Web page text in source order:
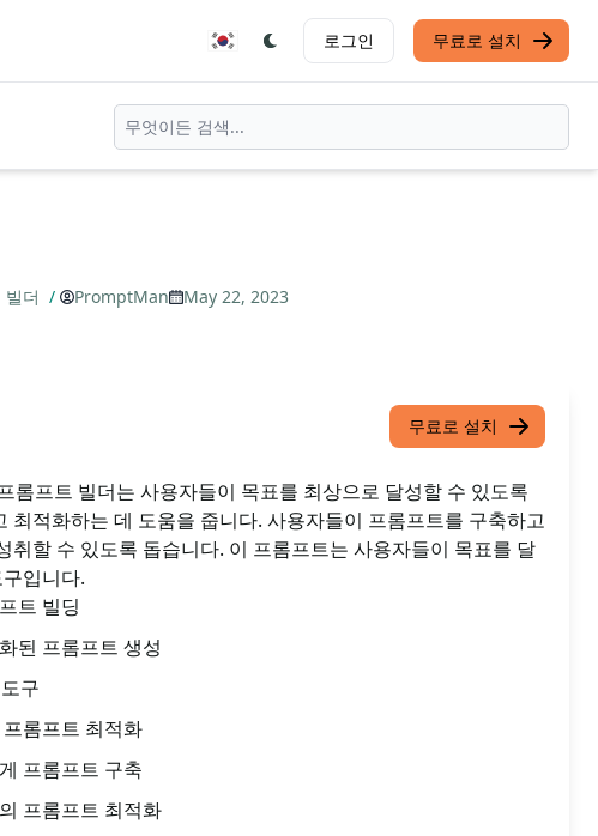
로그인 무료로 설치
빌더 / PromptMan
May 22, 2023
무료로 설치
롬프트 빌더는 사용자들이 목표를 최상으로 달성할 수 있도록
최적화하는 데 도움을 줍니다. 사용자들이 프롬프트를 구축하고
취할 수 있도록 돕습니다. 이 프롬프트는 사용자들이 목표를 달
입니다.
트 빌딩
된 프롬프트 생성
구
롬프트 최적화
프롬프트 구축
프롬프트 최적화